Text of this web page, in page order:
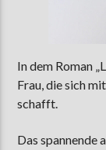
In dem Roman
Frau, die sich
schafft.
Das spannende